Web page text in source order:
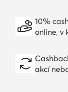
10%
online, v
akcí